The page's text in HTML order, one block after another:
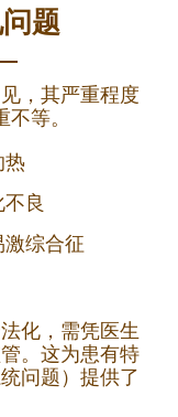
题
，其严重程度
等。
热
良
激综合征
化，需凭医生
。这为患有特
问题）提供了